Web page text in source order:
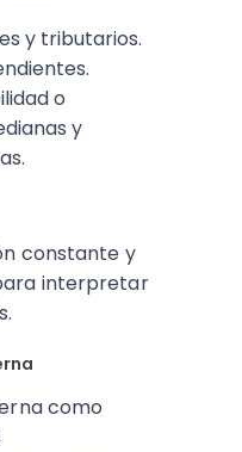
y tributarios.
o
y
constante y
interpretar
como